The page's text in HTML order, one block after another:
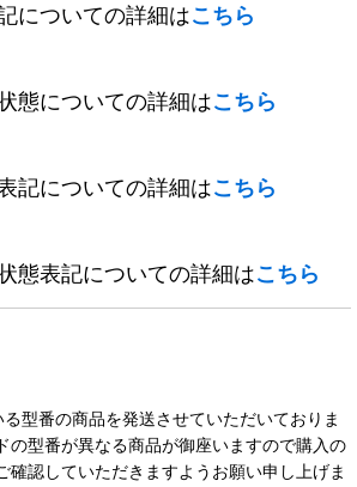
についての詳細はこちら
態についての詳細はこちら
記についての詳細はこちら
態表記についての詳細はこちら
型番の商品を発送させていただいておりま
の型番が異なる商品が御座いますので購入の
確認していただきますようお願い申し上げま